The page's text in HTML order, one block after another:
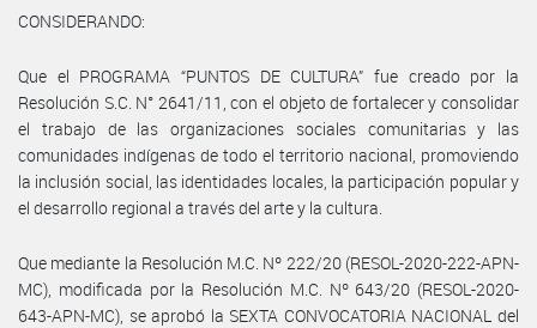
CONSIDERANDO:
Que el PROGRAMA “PUNTOS DE CULTURA” fue creado por la
Resolución S.C. N° 2641/11, con el objeto de fortalecer y consolidar
el trabajo de las organizaciones sociales comunitarias y las
comunidades indígenas de todo el territorio nacional, promoviendo
la inclusión social, las identidades locales, la participación popular y
el desarrollo regional a través del arte y la cultura.
Que mediante la Resolución M.C. Nº 222/20 (RESOL-2020-222-APN-
MC), modificada por la Resolución M.C. Nº 643/20 (RESOL-2020-
643-APN-MC), se aprobó la SEXTA CONVOCATORIA NACIONAL del